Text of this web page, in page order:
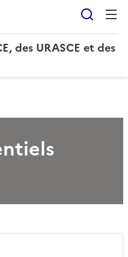
des URASCE et des